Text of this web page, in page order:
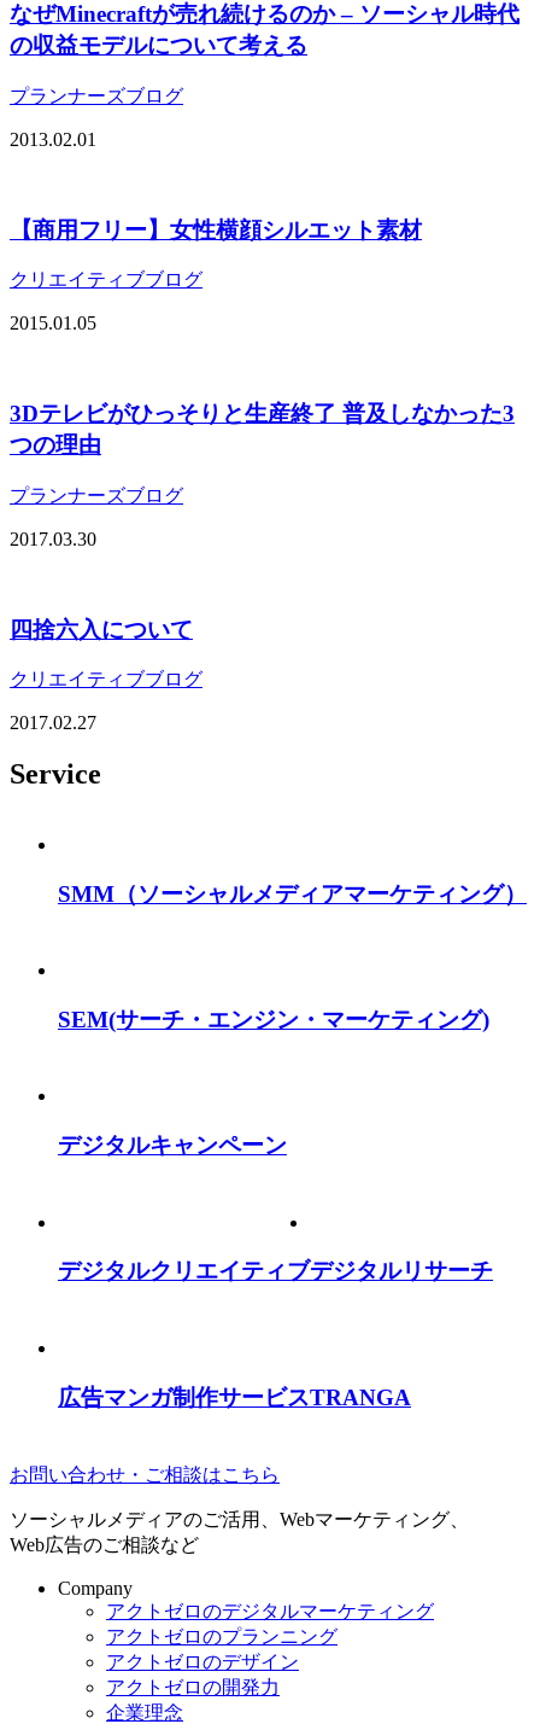
なぜMinecraftが売れ続けるのか – ソーシャル時代
の収益モデルについて考える
プランナーズブログ
2013.02.01
【商用フリー】女性横顔シルエット素材
クリエイティブブログ
2015.01.05
3Dテレビがひっそりと生産終了 普及しなかった3
つの理由
プランナーズブログ
2017.03.30
四捨六入について
クリエイティブブログ
2017.02.27
Service
SMM （ソーシャルメディアマーケティング）
SEM(サーチ・エンジン・マーケティング)
デジタルキャンペーン
デジタルクリエイティブデジタルリサーチ
広告マンガ制作サービスTRANGA
お問い合わせ・ご相談はこちら
ソーシャルメディアのご活用、Webマーケティング、
Web広告のご相談など
Company
アクトゼロのデジタルマーケティング
アクトゼロのプランニング
アクトゼロのデザイン
アクトゼロの開発力
企業理念